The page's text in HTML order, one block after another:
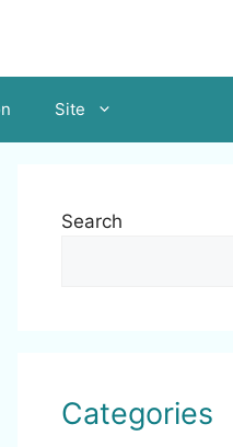
Site
Search
Categories